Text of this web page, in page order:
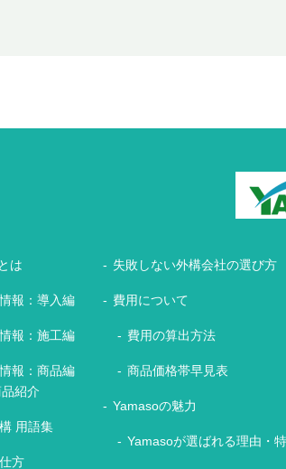
は
報：導入編
報：施工編
報：商品編
紹介
用語集
方
失敗しない外構会社の選び方
費用について
費用の算出方法
商品価格帯早見表
Yamasoの魅力
Yamasoが選ばれる理由・